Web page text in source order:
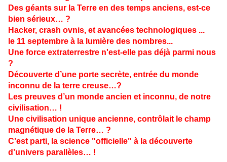
Des géants sur la Terre en des temps anciens, est-ce
bien sérieux… ?
Hacker, crash ovnis, et avancées technologiques ...
le 11 septembre à la lumière des nombres...
Une force extraterrestre n'est-elle pas déjà parmi nous
?
Découverte d’une porte secrète, entrée du monde
inconnu de la terre creuse…?
Les preuves d’un monde ancien et inconnu, de notre
civilisation… !
Une civilisation unique ancienne, contrôlait le champ
magnétique de la Terre… ?
C’est parti, la science "officielle" à la découverte
d’univers parallèles… !